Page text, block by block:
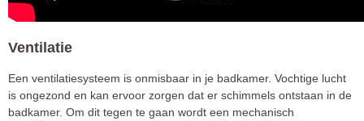
Ventilatie
Een ventilatiesysteem is onmisbaar in je badkamer. Vochtige lucht
is ongezond en kan ervoor zorgen dat er schimmels ontstaan in de
badkamer. Om dit tegen te gaan wordt een mechanisch